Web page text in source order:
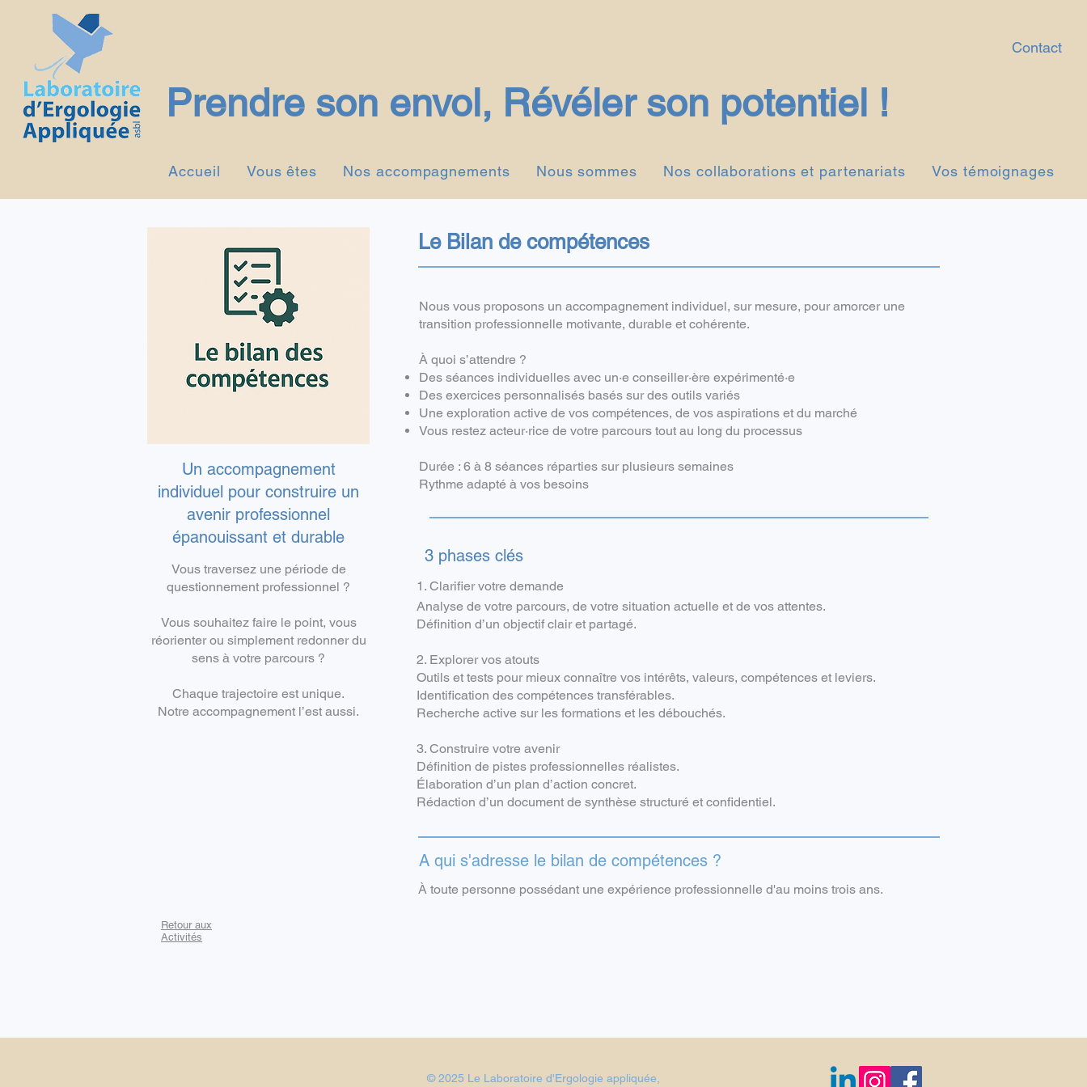
Contact
Prendre son envol, Révéler son potentiel !
Accueil Vous êtes Nos accompagnements Nous sommes Nos collaborations et partenariats Vos témoignages
Un accompagnement
individuel pour construire un
avenir professionnel
épanouissant et durable
Vous traversez une période de
questionnement professionnel ?
Vous souhaitez faire le point, vous
réorienter ou simplement redonner du
sens à votre parcours ?
Chaque trajectoire est unique.
Notre accompagnement l’est aussi.
Le Bilan de compétences
Nous vous proposons un accompagnement individuel, sur mesure, pour amorcer une
transition professionnelle motivante, durable et cohérente.
À quoi s’attendre ?
Des séances individuelles avec un·e conseiller·ère expérimenté·e
Des exercices personnalisés basés sur des outils variés
Une exploration active de vos compétences, de vos aspirations et du marché
Vous restez acteur·rice de votre parcours tout au long du processus
Durée : 6 à 8 séances réparties sur plusieurs semaines
Rythme adapté à vos besoins
3 phases clés
1. Clarifier votre demande
Analyse de votre parcours, de votre situation actuelle et de vos attentes.
Définition d’un objectif clair et partagé.
2. Explorer vos atouts
Outils et tests pour mieux connaître vos intérêts, valeurs, compétences et leviers.
Identification des compétences transférables.
Recherche active sur les formations et les débouchés.
3. Construire votre avenir
Définition de pistes professionnelles réalistes.
Élaboration d’un plan d’action concret.
Rédaction d’un document de synthèse structuré et confidentiel.
A qui s'adresse le bilan de compétences ?
À toute personne possédant une expérience professionnelle d'au moins trois ans.
Retour aux
Activités
© 2025 Le Laboratoire d'Ergologie appliquée